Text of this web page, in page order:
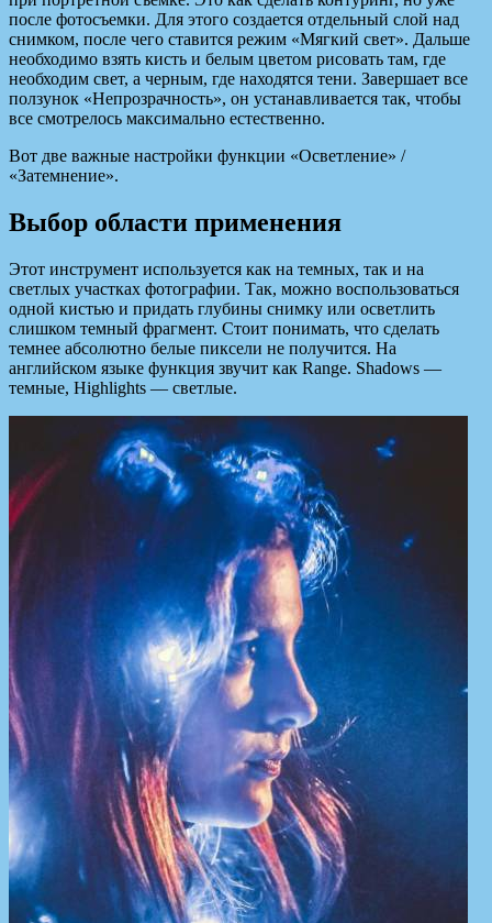
после фотосъемки. Для этого создается отдельный слой над
снимком, после чего ставится режим «Мягкий свет». Дальше
необходимо взять кисть и белым цветом рисовать там, где
необходим свет, а черным, где находятся тени. Завершает все
ползунок «Непрозрачность», он устанавливается так, чтобы
все смотрелось максимально естественно.
Вот две важные настройки функции «Осветление» /
«Затемнение».
Выбор области применения
Этот инструмент используется как на темных, так и на
светлых участках фотографии. Так, можно воспользоваться
одной кистью и придать глубины снимку или осветлить
слишком темный фрагмент. Стоит понимать, что сделать
темнее абсолютно белые пиксели не получится. На
английском языке функция звучит как Range. Shadows —
темные, Highlights — светлые.